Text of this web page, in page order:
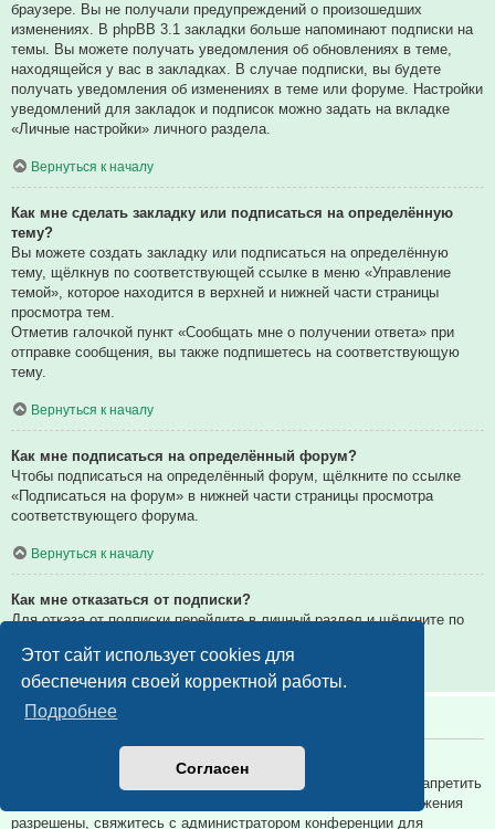
Этот сайт использует cookies для
обеспечения своей корректной работы.
Подробнее
Согласен
браузере. Вы не получали предупреждений о произошедших
изменениях. В phpBB 3.1 закладки больше напоминают подписки на
темы. Вы можете получать уведомления об обновлениях в теме,
находящейся у вас в закладках. В случае подписки, вы будете
получать уведомления об изменениях в теме или форуме. Настройки
уведомлений для закладок и подписок можно задать на вкладке
«Личные настройки» личного раздела.
Вернуться к началу
Как мне сделать закладку или подписаться на определённую
тему?
Вы можете создать закладку или подписаться на определённую
тему, щёлкнув по соответствующей ссылке в меню «Управление
темой», которое находится в верхней и нижней части страницы
просмотра тем.
Отметив галочкой пункт «Сообщать мне о получении ответа» при
отправке сообщения, вы также подпишетесь на соответствующую
тему.
Вернуться к началу
Как мне подписаться на определённый форум?
Чтобы подписаться на определённый форум, щёлкните по ссылке
«Подписаться на форум» в нижней части страницы просмотра
соответствующего форума.
Вернуться к началу
Как мне отказаться от подписки?
Для отказа от подписки перейдите в личный раздел и щёлкните по
Вернуться к началу
Вложения
Какие вложения разрешены на этой конференции?
Администратор каждой конференции может разрешить или запретить
определённые типы вложений. Если вы не знаете, какие вложения
разрешены, свяжитесь с администратором конференции для